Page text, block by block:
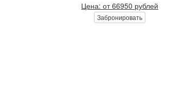
Цена: от 66950 рублей
Забронировать